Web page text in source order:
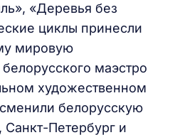
«Деревья без
циклы принесли
мировую
маэстро
художественном
белорусскую
Петербург и